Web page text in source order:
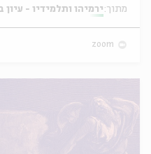
מתוך: ירמיהו ותלמידיו - עיון
zoom